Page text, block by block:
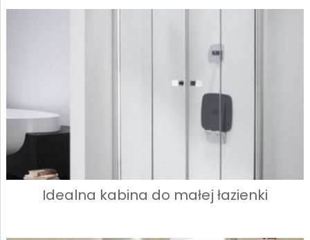
Idealna kabina do małej łazienki